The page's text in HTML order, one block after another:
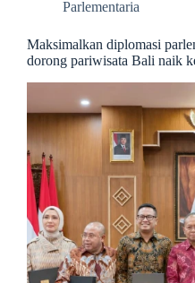
Parlementaria
Maksimalkan diplomasi
dorong pariwisata Bali naik